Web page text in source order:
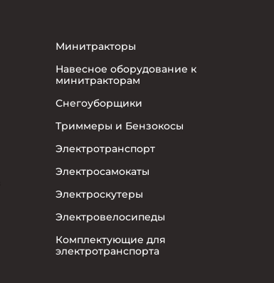
Минитракторы
Навесное оборудование к
минитракторам
Снегоуборщики
Триммеры и Бензокосы
Электротранспорт
Электросамокаты
Электроскутеры
Электровелосипеды
Комплектующие для
электротранспорта